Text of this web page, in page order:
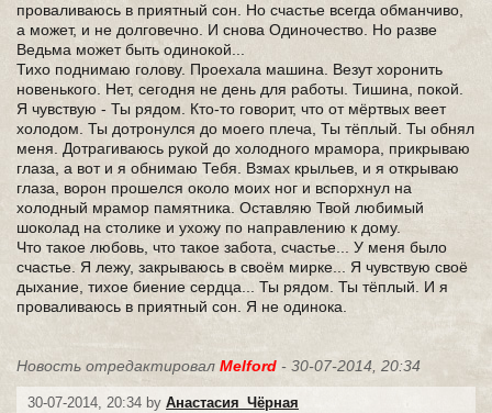
проваливаюсь в приятный сон. Но счастье всегда обманчиво,
а может, и не долговечно. И снова Одиночество. Но разве
Ведьма может быть одинокой...
Тихо поднимаю голову. Проехала машина. Везут хоронить
новенького. Нет, сегодня не день для работы. Тишина, покой.
Я чувствую - Ты рядом. Кто-то говорит, что от мёртвых веет
холодом. Ты дотронулся до моего плеча, Ты тёплый. Ты обнял
меня. Дотрагиваюсь рукой до холодного мрамора, прикрываю
глаза, а вот и я обнимаю Тебя. Взмах крыльев, и я открываю
глаза, ворон прошелся около моих ног и вспорхнул на
холодный мрамор памятника. Оставляю Твой любимый
шоколад на столике и ухожу по направлению к дому.
Что такое любовь, что такое забота, счастье... У меня было
счастье. Я лежу, закрываюсь в своём мирке... Я чувствую своё
дыхание, тихое биение сердца... Ты рядом. Ты тёплый. И я
проваливаюсь в приятный сон. Я не одинока.
Новость отредактировал Melford - 30-07-2014, 20:34
30-07-2014, 20:34 by Анастасия_Чёрная